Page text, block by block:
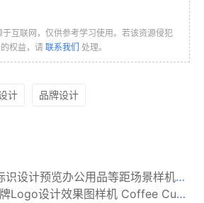
互联网，仅供参考学习使用。若该资源侵犯
权益，请联系我们 处理。
计 品牌设计
办公用品等距场景样机模板 8 Identity Stationery Mockups
设计效果图样机 Coffee Cup Mockup